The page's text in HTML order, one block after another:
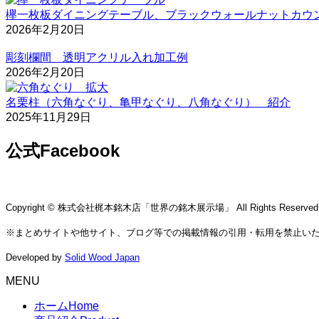
欅一枚板ダイニングテーブル、ブラックウォールナットカ
2026年2月20日
彫刻欄間 透明アクリル入れ加工例
2026年2月20日
名栗柱（六角なぐり、亀甲なぐり、八角なぐり） 紹介
2025年11月29日
公式Facebook
Copyright © 株式会社梶本銘木店「世界の銘木展示場」 All Rights Reserved.
※まとめサイトや他サイト、ブログ等での掲載情報の引用・転用を禁止いた
Developed by Solid Wood Japan
MENU
ホーム Home